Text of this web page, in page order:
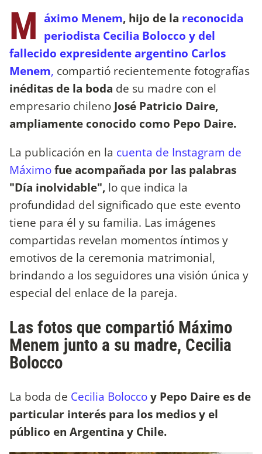
M áximo Menem, hijo de la reconocida
periodista Cecilia Bolocco y del
fallecido expresidente argentino Carlos
Menem, compartió recientemente fotografías
inéditas de la boda de su madre con el
empresario chileno José Patricio Daire,
ampliamente conocido como Pepo Daire.
La publicación en la cuenta de Instagram de
Máximofue acompañada por las palabras
"Día inolvidable", lo que indica la
profundidad del significado que este evento
tiene para él y su familia. Las imágenes
compartidas revelan momentos íntimos y
emotivos de la ceremonia matrimonial,
brindando a los seguidores una visión única y
especial del enlace de la pareja.
Las fotos que compartió Máximo
Menem junto a su madre, Cecilia
Bolocco
La boda de Cecilia Boloccoy Pepo Daire es de
particular interés para los medios y el
público en Argentina y Chile.